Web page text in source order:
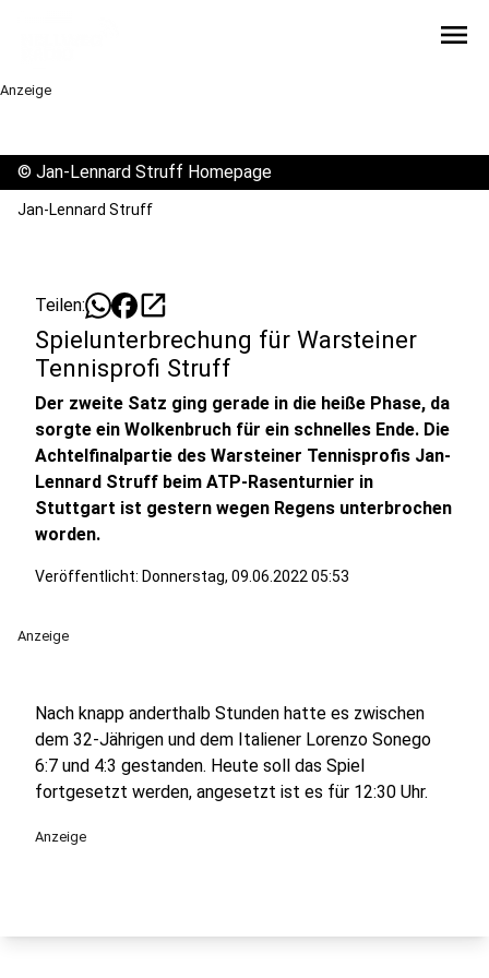
menu
Anzeige
© Jan-Lennard Struff Homepage
Jan-Lennard Struff
Teilen: open_in_new
Spielunterbrechung für Warsteiner
Tennisprofi Struff
Der zweite Satz ging gerade in die heiße Phase, da
sorgte ein Wolkenbruch für ein schnelles Ende. Die
Achtelfinalpartie des Warsteiner Tennisprofis Jan-
Lennard Struff beim ATP-Rasenturnier in
Stuttgart ist gestern wegen Regens unterbrochen
worden.
Veröffentlicht: Donnerstag, 09.06.2022 05:53
Anzeige
Nach knapp anderthalb Stunden hatte es zwischen
dem 32-Jährigen und dem Italiener Lorenzo Sonego
6:7 und 4:3 gestanden. Heute soll das Spiel
fortgesetzt werden, angesetzt ist es für 12:30 Uhr.
Anzeige